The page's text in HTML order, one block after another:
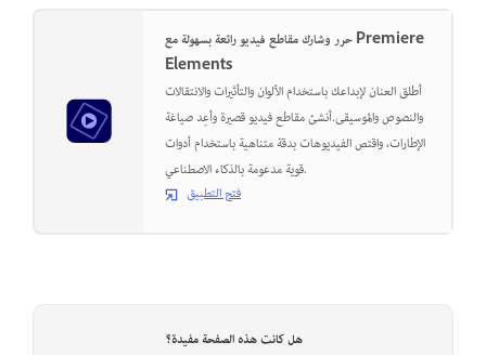
حرر وشارك مقاطع فيديو رائعة بسهولة مع Premiere
Elements
أطلق العنان لإبداعك باستخدام الألوان والتأثيرات والانتقالات
والنصوص والموسيقى.أنشئ مقاطع فيديو قصيرة وأعِد صياغة
الإطارات، واقتص الفيديوهات بدقة متناهية باستخدام أدوات
قوية مدعومة بالذكاء الاصطناعي.
فتح التطبيق
هل كانت هذه الصفحة مفيدة؟